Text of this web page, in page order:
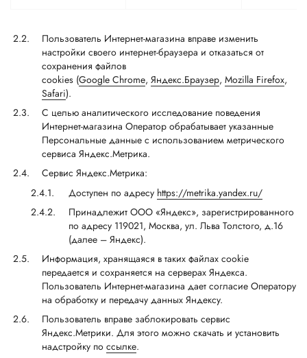
Пользователь Интернет-магазина вправе изменить
настройки своего интернет-браузера и отказаться от
сохранения файлов
cookies (Google Chrome, Яндекс.Браузер, Mozilla Firefox,
Safari).
С целью аналитического исследование поведения
Интернет-магазина Оператор обрабатывает указанные
Персональные данные с использованием метрического
сервиса Яндекс.Метрика.
Сервис Яндекс.Метрика:
Доступен по адресу https://metrika.yandex.ru/
Принадлежит ООО «Яндекс», зарегистрированного
по адресу 119021, Москва, ул. Льва Толстого, д.16
(далее – Яндекс).
Информация, хранящаяся в таких файлах cookie
передается и сохраняется на серверах Яндекса.
Пользователь Интернет-магазина дает согласие Оператору
на обработку и передачу данных Яндексу.
Пользователь вправе заблокировать сервис
Яндекс.Метрики. Для этого можно скачать и установить
надстройку по ссылке.